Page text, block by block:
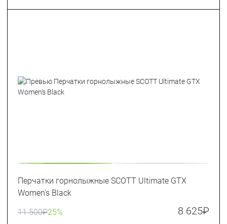
Перчатки горнолыжные SCOTT Ultimate GTX
Women's Black
11 500₽25% 8 625₽